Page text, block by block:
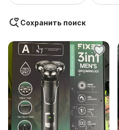
Сохранить поиск